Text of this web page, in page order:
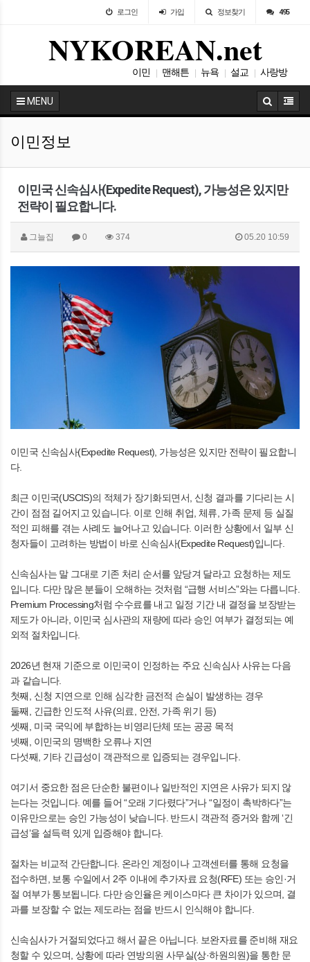
로그인 가입 정보찾기 495
NYKOREAN.net
이민 맨해튼 뉴욕 설교 사랑방
나눔
MENU
이민정보
이민국 신속심사(Expedite Request), 가능성은 있지만
전략이 필요합니다.
그늘집 0 374 05.20 10:59
이민국 신속심사(Expedite Request), 가능성은 있지만 전략이 필요합니
다.
최근 이민국(USCIS)의 적체가 장기화되면서, 신청 결과를 기다리는 시
간이 점점 길어지고 있습니다. 이로 인해 취업, 체류, 가족 문제 등 실질
적인 피해를 겪는 사례도 늘어나고 있습니다. 이러한 상황에서 일부 신
청자들이 고려하는 방법이 바로 신속심사(Expedite Request)입니다.
신속심사는 말 그대로 기존 처리 순서를 앞당겨 달라고 요청하는 제도
입니다. 다만 많은 분들이 오해하는 것처럼 “급행 서비스”와는 다릅니다.
Premium Processing처럼 수수료를 내고 일정 기간 내 결정을 보장받는
제도가 아니라, 이민국 심사관의 재량에 따라 승인 여부가 결정되는 예
외적 절차입니다.
2026년 현재 기준으로 이민국이 인정하는 주요 신속심사 사유는 다음
과 같습니다.
첫째, 신청 지연으로 인해 심각한 금전적 손실이 발생하는 경우
둘째, 긴급한 인도적 사유(의료, 안전, 가족 위기 등)
셋째, 미국 국익에 부합하는 비영리단체 또는 공공 목적
넷째, 이민국의 명백한 오류나 지연
다섯째, 기타 긴급성이 객관적으로 입증되는 경우입니다.
여기서 중요한 점은 단순한 불편이나 일반적인 지연은 사유가 되지 않
는다는 것입니다. 예를 들어 “오래 기다렸다”거나 “일정이 촉박하다”는
이유만으로는 승인 가능성이 낮습니다. 반드시 객관적 증거와 함께 ‘긴
급성’을 설득력 있게 입증해야 합니다.
절차는 비교적 간단합니다. 온라인 계정이나 고객센터를 통해 요청을
접수하면, 보통 수일에서 2주 이내에 추가자료 요청(RFE) 또는 승인·거
절 여부가 통보됩니다. 다만 승인율은 케이스마다 큰 차이가 있으며, 결
과를 보장할 수 없는 제도라는 점을 반드시 인식해야 합니다.
신속심사가 거절되었다고 해서 끝은 아닙니다. 보완자료를 준비해 재요
청할 수 있으며, 상황에 따라 연방의원 사무실(상·하원의원)을 통한 문